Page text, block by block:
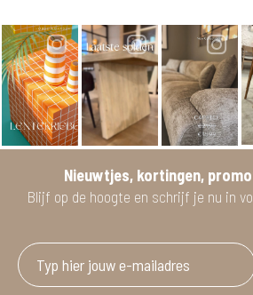
Nieuwtjes, kortingen,
Blijf op de hoogte en schrijf je nu in